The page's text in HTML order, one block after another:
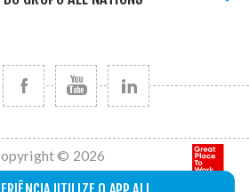
© 2026
Nations. Todos